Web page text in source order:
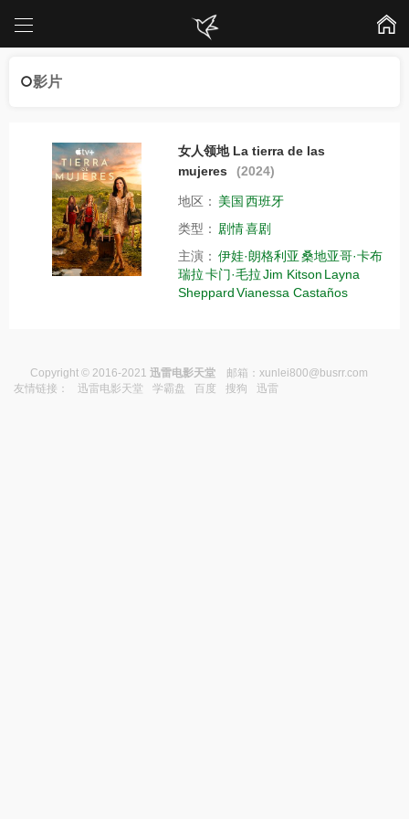
影片
女人领地 La tierra de las
mujeres
(2024)
地区： 美国 西班牙
类型： 剧情喜剧
主演： 伊娃·朗格利亚桑地亚哥·卡布
瑞拉卡门·毛拉Jim Kitson Layna
SheppardVianessa Castaños
Copyright © 2016-2021 迅雷电影天堂 邮箱： xunlei800@busrr.com
友情链接：
迅雷电影天堂 学霸盘 百度 搜狗 迅雷